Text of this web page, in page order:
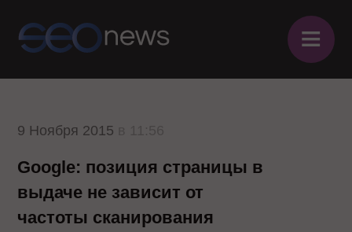
≡
9 Ноября 2015
Google: позиция страницы в
выдаче не зависит от
частоты сканирования